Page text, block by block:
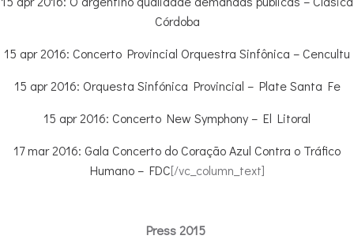
Córdoba
15 apr 2016: Concerto Provincial Orquestra Sinfônica – Cencultu
15 apr 2016: Orquesta Sinfónica Provincial – Plate Santa Fe
15 apr 2016: Concerto New Symphony – El Litoral
17 mar 2016: Gala Concerto do Coração Azul Contra o Tráfico
Humano – FDC[/vc_column_text]
Press 2015